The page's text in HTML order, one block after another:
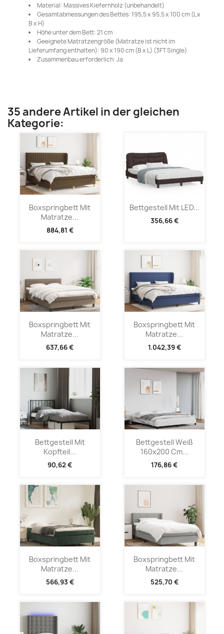
Material: Massives Kiefernholz (unbehandelt)
Gesamtabmessungen des Bettes: 195,5 x 95,5 x 100 cm (L x
B x H)
Höhe unter dem Bett: 21 cm
Geeignete Matratzengröße (Matratze ist nicht im
Lieferumfang enthalten): 90 x 190 cm (B x L) (3FT Single)
Zusammenbau erforderlich: Ja
35 andere Artikel in der gleichen
Kategorie:
Boxspringbett Mit
Matratze...
884,81 €
Bettgestell Mit LED...
356,66 €
Boxspringbett Mit
Matratze...
637,66 €
Boxspringbett Mit
Matratze...
1.042,39 €
Bettgestell Mit
Kopfteil...
90,62 €
Bettgestell Weiß
160x200 Cm...
176,86 €
Boxspringbett Mit
Matratze...
566,93 €
Boxspringbett Mit
Matratze...
525,70 €